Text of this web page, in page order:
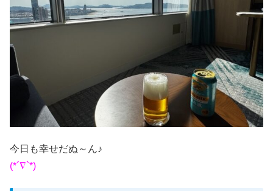
今日も幸せだぬ～ん♪
(*´∇`*)